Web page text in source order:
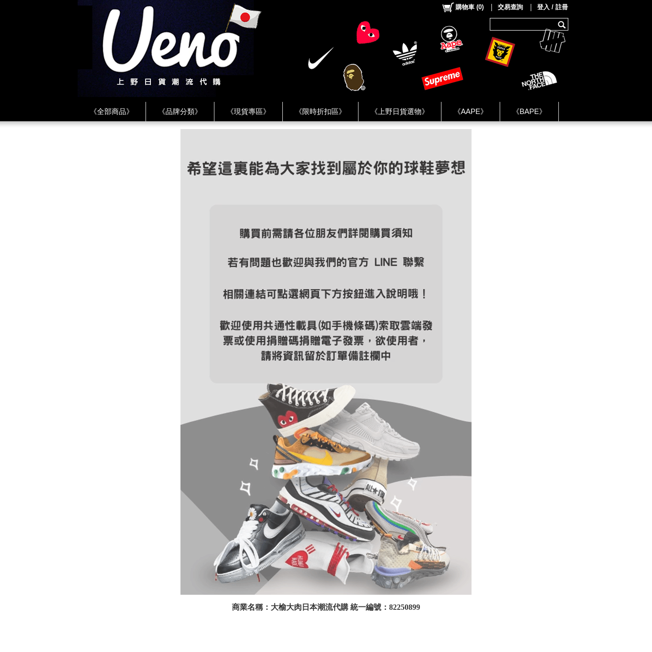
《全部商品》 《品牌分類》 《現貨專區》 《限時折扣區》 《上野日貨選物》 《AAPE》 《BAPE》
《CDG》 《FREAK'S STORE》 《HUMAN MADE》 《Levi’s》 《NIKE》
購物車 (0) 交易查詢 登入 / 註冊